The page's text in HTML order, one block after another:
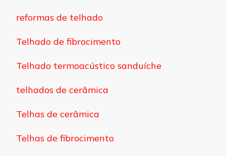
reformas de telhado
Telhado de fibrocimento
Telhado termoacústico sanduíche
telhados de cerâmica
Telhas de cerâmica
Telhas de fibrocimento